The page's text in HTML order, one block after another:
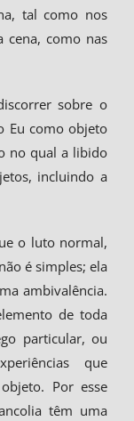
tal como nos
cena, como nas
sobre o
Eu como objeto
no qual a libido
incluindo a
o luto normal,
é simples; ela
ambivalência.
de toda
particular, ou
que
Por esse
têm uma